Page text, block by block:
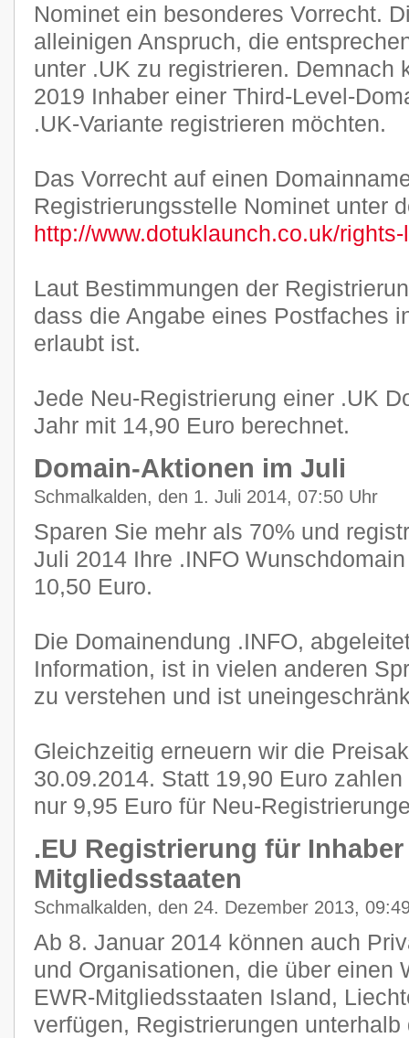
Nominet ein besonderes Vorrecht.
alleinigen Anspruch, die
unter .UK zu registrieren. Demnach
2019 Inhaber einer Third-Level-
.UK-Variante registrieren möchten.
Das Vorrecht auf einen
Registrierungsstelle Nominet unter
http://www.dotuklaunch.co.uk/
Laut Bestimmungen der
dass die Angabe eines Postfaches
erlaubt ist.
Jede Neu-Registrierung einer .UK
Jahr mit 14,90 Euro berechnet.
Domain-Aktionen im Juli
Schmalkalden, den 1. Juli 2014, 07:50 Uhr
Sparen Sie mehr als 70% und
Juli 2014 Ihre .INFO
10,50 Euro.
Die Domainendung .INFO,
Information, ist in vielen anderen
zu verstehen und ist
Gleichzeitig erneuern wir die
30.09.2014. Statt 19,90 Euro
nur 9,95 Euro für Neu-
.EU Registrierung für Inhaber
Mitgliedsstaaten
Schmalkalden, den 24. Dezember 2013,
Ab 8. Januar 2014 können auch
und Organisationen, die über einen
EWR-Mitgliedsstaaten Island,
verfügen, Registrierungen